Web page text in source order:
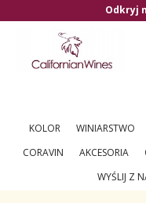
KOLOR WINIARSTWO
CORAVIN
AKCESORIA
WYŚLIJ Z